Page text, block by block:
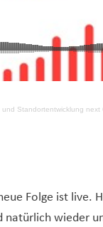
Standortentwicklung next
Folge ist live.
natürlich wieder